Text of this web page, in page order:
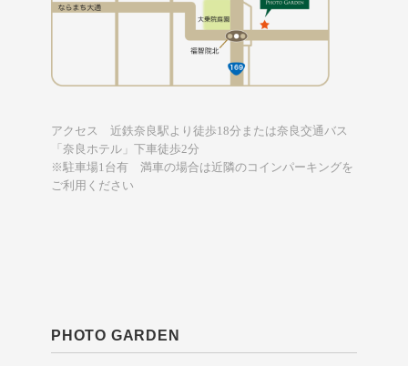
アクセス 近鉄奈良駅より徒歩18分または奈良交通バス
「奈良ホテル」下車徒歩2分
※駐車場1台有 満車の場合は近隣のコインパーキングを
ご利用ください
PHOTO GARDEN